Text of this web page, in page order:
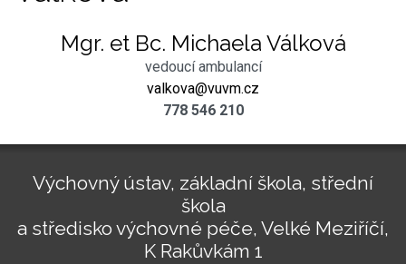
Mgr. et Bc. Michaela Válková
vedoucí ambulancí
valkova@vuvm.cz
778 546 210
Výchovný ústav, základní škola, střední
škola
a středisko výchovné péče, Velké Meziříčí,
K Rakůvkám 1